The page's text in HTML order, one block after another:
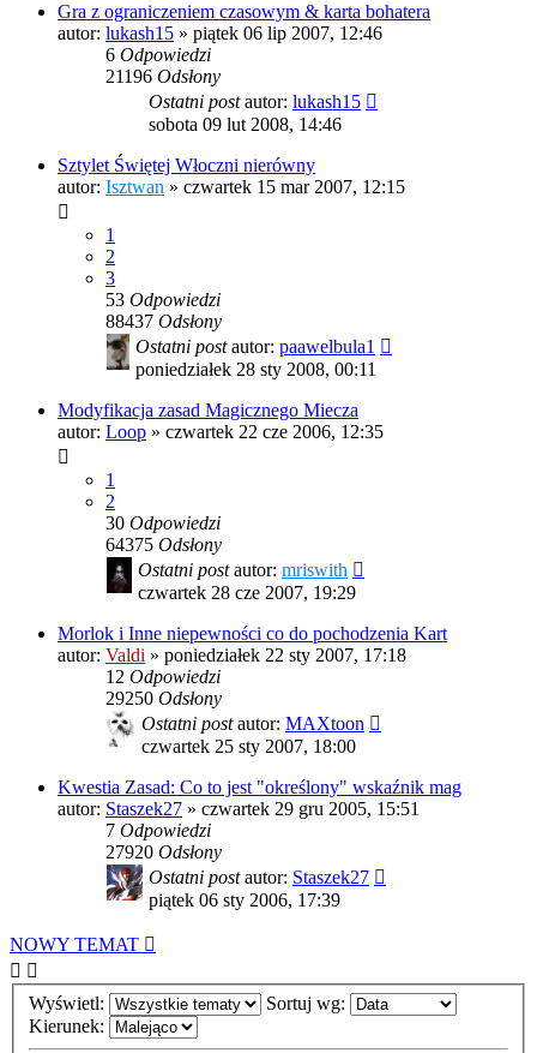
Gra z ograniczeniem czasowym & karta bohatera
autor: lukash15 » piątek 06 lip 2007, 12:46
6 Odpowiedzi
21196 Odsłony
Ostatni postautor: lukash15
sobota 09 lut 2008, 14:46
Sztylet Świętej Włoczni nierówny
autor: Isztwan » czwartek 15 mar 2007, 12:15
1
2
3
53 Odpowiedzi
88437 Odsłony
Ostatni postautor: paawelbula1
poniedziałek 28 sty 2008, 00:11
Modyfikacja zasad Magicznego Miecza
autor: Loop » czwartek 22 cze 2006, 12:35
1
2
30 Odpowiedzi
64375 Odsłony
Ostatni postautor: mriswith
czwartek 28 cze 2007, 19:29
Morlok i Inne niepewności co do pochodzenia Kart
autor: Valdi » poniedziałek 22 sty 2007, 17:18
12 Odpowiedzi
29250 Odsłony
Ostatni postautor: MAXtoon
czwartek 25 sty 2007, 18:00
Kwestia Zasad: Co to jest "określony" wskaźnik mag
autor: Staszek27 » czwartek 29 gru 2005, 15:51
7 Odpowiedzi
27920 Odsłony
Ostatni postautor: Staszek27
piątek 06 sty 2006, 17:39
NOWY TEMAT
Wyświetl:
Sortuj wg:
Kierunek: